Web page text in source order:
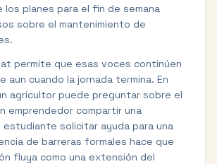
los planes para el fin de semana
sobre el mantenimiento de
permite que esas voces continúen
aun cuando la jornada termina. En
agricultor puede preguntar sobre el
emprendedor compartir una
estudiante solicitar ayuda para una
de barreras formales hace que
fluya como una extensión del